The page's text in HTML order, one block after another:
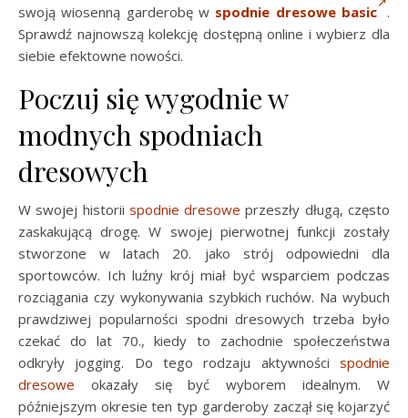
swoją wiosenną garderobę w spodnie dresowe basic .
Sprawdź najnowszą kolekcję dostępną online i wybierz dla
siebie efektowne nowości.
Poczuj się wygodnie w
modnych spodniach
dresowych
W swojej historii spodnie dresowe przeszły długą, często
zaskakującą drogę. W swojej pierwotnej funkcji zostały
stworzone w latach 20. jako strój odpowiedni dla
sportowców. Ich luźny krój miał być wsparciem podczas
rozciągania czy wykonywania szybkich ruchów. Na wybuch
prawdziwej popularności spodni dresowych trzeba było
czekać do lat 70., kiedy to zachodnie społeczeństwa
odkryły jogging. Do tego rodzaju aktywności spodnie
dresowe okazały się być wyborem idealnym. W
późniejszym okresie ten typ garderoby zaczął się kojarzyć